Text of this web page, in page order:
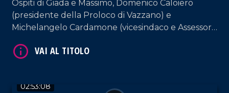
Ospiti di Giada e Massimo, Domenico Caloiero
(presidente della Proloco di Vazzano) e
Michelangelo Cardamone (vicesindaco e Assessore
02:53:08